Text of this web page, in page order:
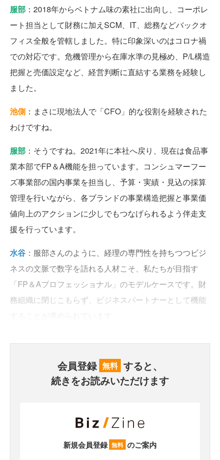
服部 ：2018年からベトナム味の素社に出向し、コーポレ
ート担当として財務に加えSCM、IT、総務などバックオ
フィス全般を管轄しました。特に印象深いのはコロナ禍
での対応です。危機管理から在庫水準の見極め、P/L構造
把握と売価設定など、経営判断に直結する業務を経験し
ました。
池側 ：まさに現地法人で「CFO」的な役割を経験された
わけですね。
服部 ：そうですね。2021年に本社へ戻り、現在は食品事
業本部でFP＆A機能を担っています。コンシュマーフー
ズ事業部の国内事業を担当し、予算・実績・見込の採算
管理を行いながら、各ブランドの事業構造把握と事業価
値向上のアクションに少しでもつなげられるよう伴走支
援を行っています。
水谷 ：服部さんのように、経理の専門性を持ちつつビジ
ネスの文脈で数字を語れる人材こそ、私たちが目指す
「FP＆Aプロフェッショナル」のモデルケースです。財
務組織に閉じこもらず、ビジネスパートナーとして機能
会員登録 無料 すると、
続きをお読みいただけます
新規会員登録 無料 のご案内